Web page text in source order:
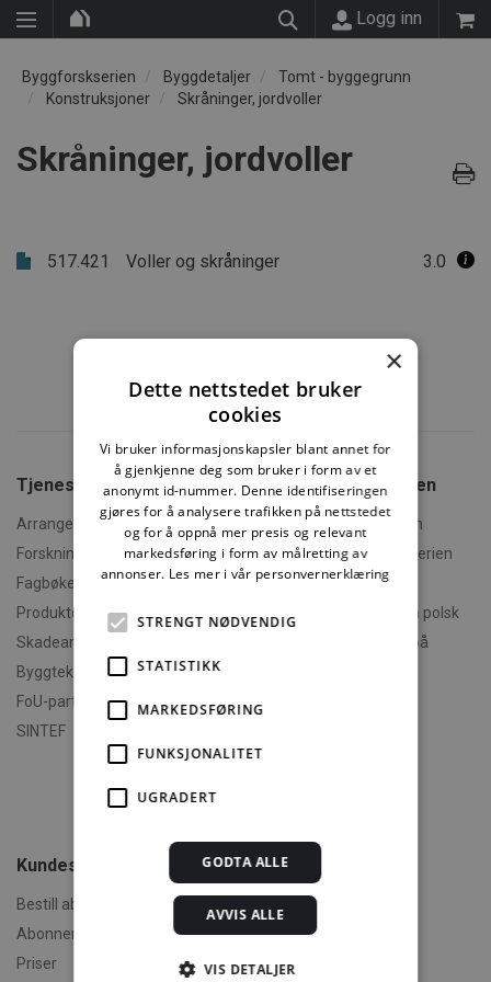
Logg inn
Byggforskserien Byggdetaljer
Tomt - byggegrunn
Konstruksjoner
Skråninger, jordvoller
Skråninger, jordvoller
517.421 Voller og skråninger 3.0
Tjenester fra SINTEF
Arrangementer og kurs
Forskningsrapporter
Fagbøker og nettkurs
Produktdokumentasjon
Skadeanalyse
Byggteknisk spesialrådgivning
FoU-partner
SINTEF
Om Byggforskserien
Hva er Byggforskserien
Finn fram i Byggforskserien
Om Min side
Polski - informasjon på polsk
English - informasjon på
Klikk og finn
Kundeservice
Bestill abonnement
Abonnementsvilkår
Priser
×
Dette nettstedet bruker
cookies
Vi bruker informasjonskapsler blant annet for
å gjenkjenne deg som bruker i form av et
anonymt id-nummer. Denne identifiseringen
gjøres for å analysere trafikken på nettstedet
og for å oppnå mer presis og relevant
markedsføring i form av målretting av
annonser. Les mer i vår personvernerklæring
STRENGT NØDVENDIG
STATISTIKK
MARKEDSFØRING
FUNKSJONALITET
UGRADERT
GODTA ALLE
AVVIS ALLE
VIS DETALJER